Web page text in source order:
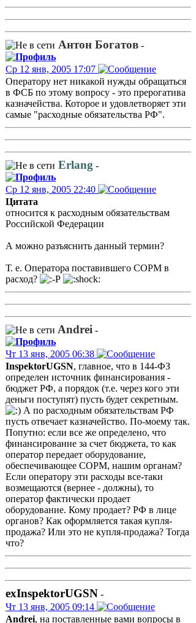
Антон Богатов -
Ср 12 янв, 2005 17:07
Оператору нет никакой нужды обращаться
в ФСБ по этому вопросу - это прерогатива
казначейства. Которое и удовлетворяет эти
самые "расходные обязательства РФ".
Erlang -
Ср 12 янв, 2005 22:40
Цитата
относится к расходным обязательствам
Российской Федерации
А можно разъяснить данный термин?
Т. е. Оператора поставившего СОРМ в
расход?
Andrei -
Чт 13 янв, 2005 06:38
InspektorUGSN, главное, что в 144-ФЗ
определен источник финансирования -
бюджет РФ, а порядок (т.е. через кого эти
деньги поступят) пусть будет секретным.
А по расходным обязательствам РФ
пусть отвечает казначейство. По-моему так.
Попутно: если все же определено, что
финансирование за счет бюджета, то как
оператор передает оборудование,
обеспечивающее СОРМ, нашим органам?
Если оператору эти расходы все-таки
возмещаются (вернее - должны), то
оператор фактически продает
оборудование. Кому продает? РФ в лице
органов? Как оформляется такая купля-
продажа? Или это не купля-продажа? Тогда
что?
exInspektorUGSN -
Чт 13 янв, 2005 09:14
Andrei, на поставленные вами вопросы в